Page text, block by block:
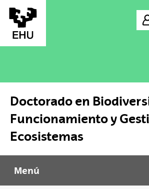
Saltar al contenido principal
Doctorado en
Funcionamiento y
Ecosistemas
Menú